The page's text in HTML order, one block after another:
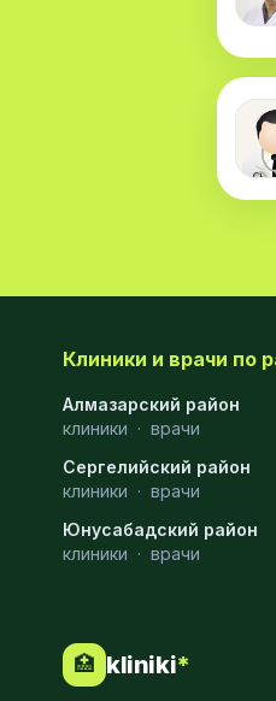
Клиники и врачи по
Алмазарский район
клиники · врачи
Сергелийский район
клиники · врачи
Юнусабадский район
клиники · врачи
🏥 kliniki*